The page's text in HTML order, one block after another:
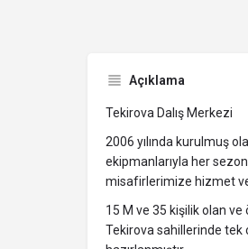
Açıklama
Tekirova Dalış Merkezi
2006 yılında kurulmuş
ekipmanlarıyla her
misafirlerimize hizmet
15 M ve 35 kişilik olan
Tekirova sahillerinde